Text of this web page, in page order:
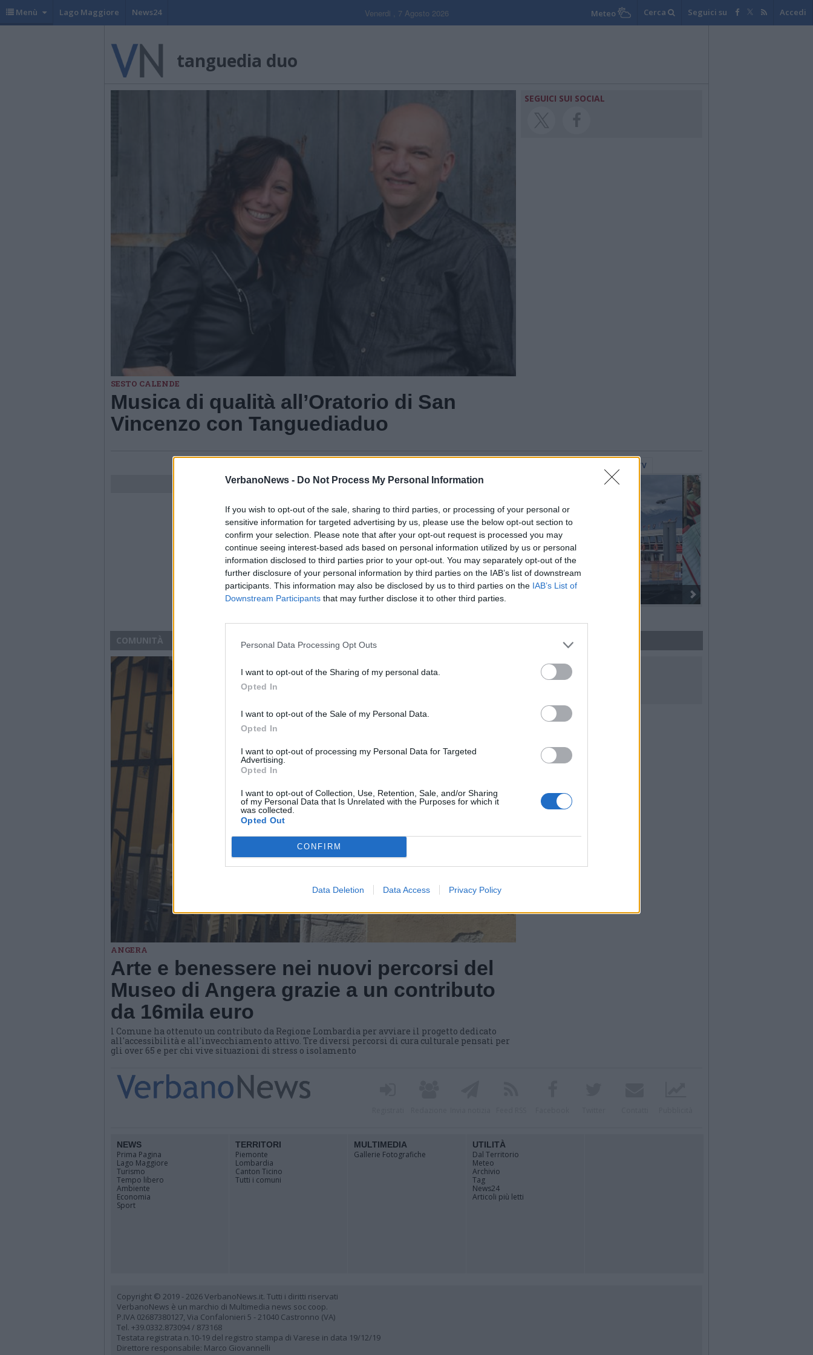
VerbanoNews - Do Not Process My Personal Information
If you wish to opt-out of the sale, sharing to third parties, or processing of your personal or
sensitive information for targeted advertising by us, please use the below opt-out section to
confirm your selection. Please note that after your opt-out request is processed you may
continue seeing interest-based ads based on personal information utilized by us or personal
information disclosed to third parties prior to your opt-out. You may separately opt-out of the
further disclosure of your personal information by third parties on the IAB’s list of downstream
participants. This information may also be disclosed by us to third parties on the IAB’s List of
Downstream Participants that may further disclose it to other third parties.
Personal Data Processing Opt Outs
I want to opt-out of the Sharing of my personal data.
Opted In
I want to opt-out of the Sale of my Personal Data.
Opted In
I want to opt-out of processing my Personal Data for Targeted
Advertising.
Opted In
I want to opt-out of Collection, Use, Retention, Sale, and/or Sharing
of my Personal Data that Is Unrelated with the Purposes for which it
was collected.
Opted Out
CONFIRM
Data Deletion Data Access Privacy Policy
Menù Lago Maggiore News24 Venerdi , 7 Agosto 2026 Meteo Cerca Seguici su Accedi
tanguedia duo
SESTO CALENDE
Musica di qualità all’Oratorio di San
Vincenzo con Tanguediaduo
SEGUICI SUI SOCIAL
Guarda l'archivio
WebTV
COMUNITÀ
ANGERA
Arte e benessere nei nuovi percorsi del
Museo di Angera grazie a un contributo
da 16mila euro
l Comune ha ottenuto un contributo da Regione Lombardia per avviare il progetto dedicato
all'accessibilità e all'invecchiamento attivo. Tre diversi percorsi di cura culturale pensati per
gli over 65 e per chi vive situazioni di stress o isolamento
SEGUICI SUI SOCIAL
NEWS
Prima Pagina
Lago Maggiore
Turismo
Tempo libero
Ambiente
Economia
Sport
TERRITORI
Piemonte
Lombardia
Canton Ticino
Tutti i comuni
MULTIMEDIA
Gallerie Fotografiche
UTILITÀ
Dal Territorio
Meteo
Archivio
Tag
News24
Articoli più letti
Copyright © 2019 - 2026 VerbanoNews.it. Tutti i diritti riservati
VerbanoNews è un marchio di Multimedia news soc coop.
P.IVA 02687380127, Via Confalonieri 5 - 21040 Castronno (VA)
Tel. +39.0332.873094 / 873168
Testata registrata n.10-19 del registro stampa di Varese in data 19/12/19
Direttore responsabile: Marco Giovannelli